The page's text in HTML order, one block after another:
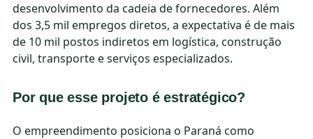
desenvolvimento da cadeia de fornecedores. Além
dos 3,5 mil empregos diretos, a expectativa é de mais
de 10 mil postos indiretos em logística, construção
civil, transporte e serviços especializados.
Por que esse projeto é estratégico?
O empreendimento posiciona o Paraná como